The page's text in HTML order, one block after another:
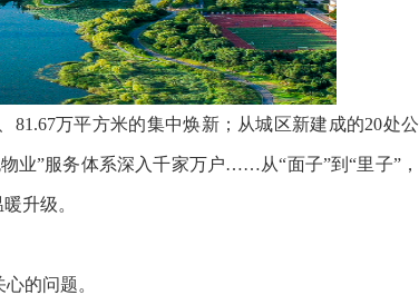
万平方米的集中焕新；从城区新建成的20处公
业”服务体系深入千家万户……从“面子”到“里子”，
升级。
的问题。